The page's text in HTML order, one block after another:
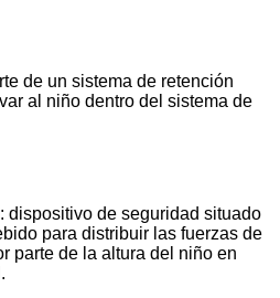
de un sistema de retención
al niño dentro del sistema de
dispositivo de seguridad situado
para distribuir las fuerzas de
parte de la altura del niño en